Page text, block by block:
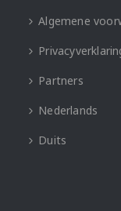
Algemene
Partners
Nederlands
Duits